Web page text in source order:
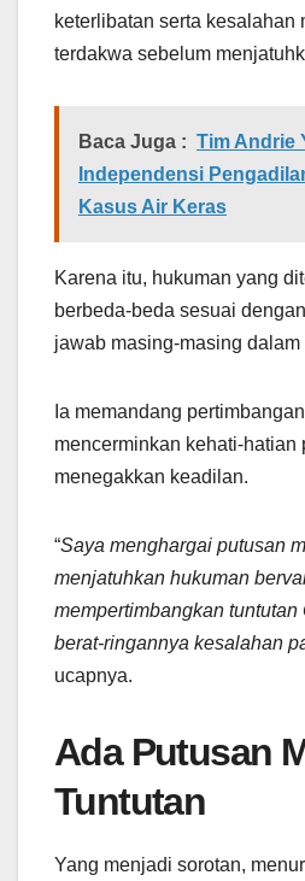
keterlibatan serta kesalahan
terdakwa sebelum
Baca Juga : Tim Andrie
Independensi
Kasus Air Keras
Karena itu, hukuman yang
berbeda-beda sesuai
jawab masing-masing dalam
Ia memandang
mencerminkan kehati-hatian
menegakkan keadilan.
“Saya menghargai putusan
menjatuhkan hukuman
mempertimbangkan
berat-ringannya kesalahan
ucapnya.
Ada Putusan
Tuntutan
Yang menjadi sorotan,